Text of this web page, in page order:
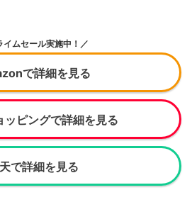
イムセール実施中！／
で詳細を見る
ッピングで詳細を見る
で詳細を見る